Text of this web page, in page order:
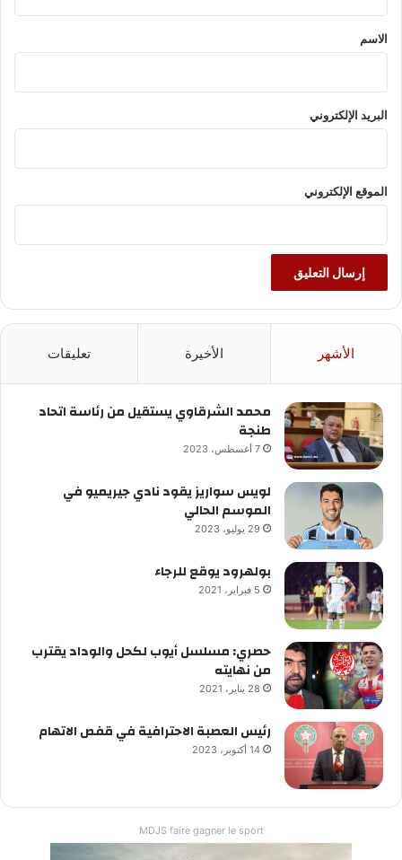
*
الاسم
البريد الإلكتروني
الموقع الإلكتروني
الأشهر الأخيرة تعليقات
محمد الشرقاوي يستقيل من رئاسة اتحاد
طنجة
7 أغسطس، 2023
لويس سواريز يقود نادي جيريميو في
الموسم الحالي
29 يوليو، 2023
بولهرود يوقع للرجاء
5 فبراير، 2021
حصري: مسلسل أيوب لكحل والوداد يقترب
من نهايته
28 يناير، 2021
رئيس العصبة الاحترافية في قفص الاتهام
14 أكتوبر، 2023
MDJS faire gagner le sport